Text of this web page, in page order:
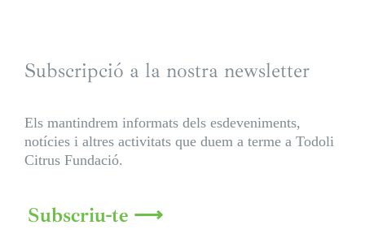
Subscripció a la nostra newsletter
Els mantindrem informats dels esdeveniments,
notícies i altres activitats que duem a terme a Todoli
Citrus Fundació.
Subscriu-te ⟶